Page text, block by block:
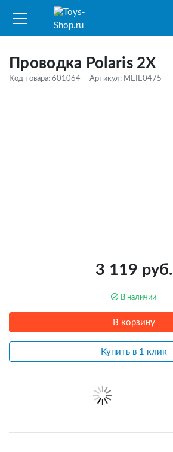
Проводка Polaris 2X
Код товара: 601064 Артикул: MEIE0475
3 119 руб.
В наличии
В корзину
Купить в 1 клик